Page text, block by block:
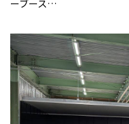
ーブース…